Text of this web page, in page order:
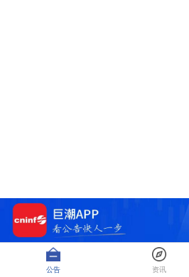
公告 资讯